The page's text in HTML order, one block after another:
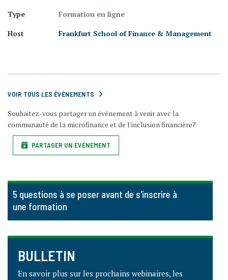
Type
Formation en ligne
Host
Frankfurt School of Finance & Management
VOIR TOUS LES ÉVÉNEMENTS
Souhaitez-vous partager un événement à venir avec la
communauté de la microfinance et de l'inclusion financière?
PARTAGER UN ÉVÉNEMENT
5 questions à se poser avant de s'inscrire à
une formation
BULLETIN
En savoir plus sur les prochains webinaires, les